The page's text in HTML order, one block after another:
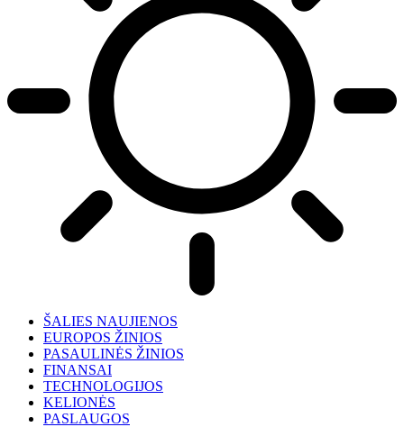
ŠALIES NAUJIENOS
EUROPOS ŽINIOS
PASAULINĖS ŽINIOS
FINANSAI
TECHNOLOGIJOS
KELIONĖS
PASLAUGOS